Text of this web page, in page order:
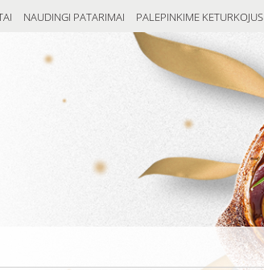
NAUDINGI PATARIMAI PALEPINKIME KETURKOJUS